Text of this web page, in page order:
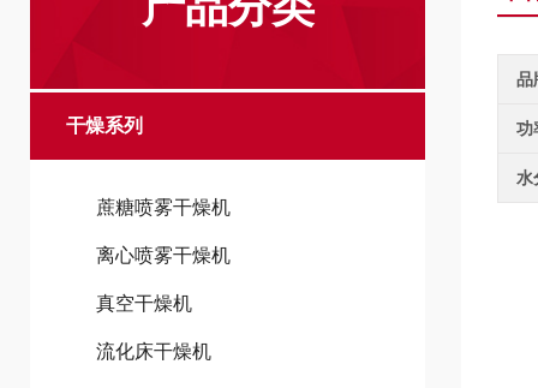
干燥系列
蔗糖喷雾干燥机
离心喷雾干燥机
真空干燥机
流化床干燥机
品
功
水